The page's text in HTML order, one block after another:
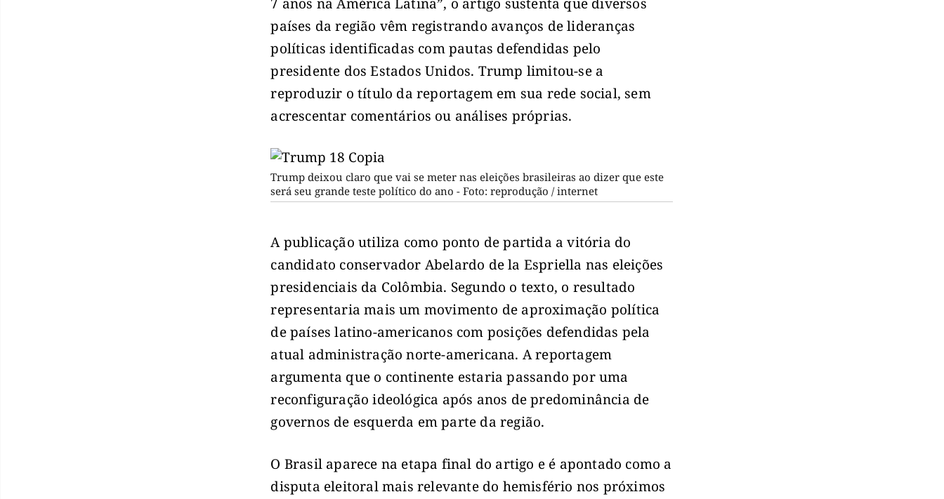
países da região vêm registrando avanços de lideranças
políticas identificadas com pautas defendidas pelo
presidente dos Estados Unidos. Trump limitou-se a
reproduzir o título da reportagem em sua rede social, sem
acrescentar comentários ou análises próprias.
Trump deixou claro que vai se meter nas eleições brasileiras ao dizer que este
será seu grande teste político do ano - Foto: reprodução / internet
A publicação utiliza como ponto de partida a vitória do
candidato conservador Abelardo de la Espriella nas eleições
presidenciais da Colômbia. Segundo o texto, o resultado
representaria mais um movimento de aproximação política
de países latino-americanos com posições defendidas pela
atual administração norte-americana. A reportagem
argumenta que o continente estaria passando por uma
reconfiguração ideológica após anos de predominância de
governos de esquerda em parte da região.
O Brasil aparece na etapa final do artigo e é apontado como a
disputa eleitoral mais relevante do hemisfério nos próximos